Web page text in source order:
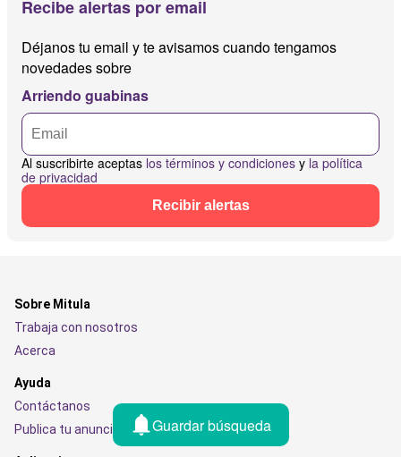
Recibe alertas por email
Déjanos tu email y te avisamos cuando tengamos
novedades sobre
Arriendo guabinas
Al suscribirte aceptas los términos y condiciones y la política
de privacidad
Recibir alertas
Guardar búsqueda
Sobre Mitula
Trabaja con nosotros
Acerca
Ayuda
Contáctanos
Publica tu anuncio